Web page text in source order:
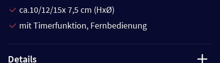
ca.10/12/15x 7,5 cm (HxØ)
mit Timerfunktion, Fernbedienung
Details